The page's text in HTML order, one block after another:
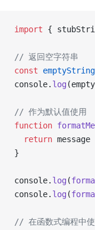
import {
// 返回空字符串
const emptyString
console. log
// 作为默认值使用
function
  return
message
}
console. log (
console. log (
// 在函数式编程中使